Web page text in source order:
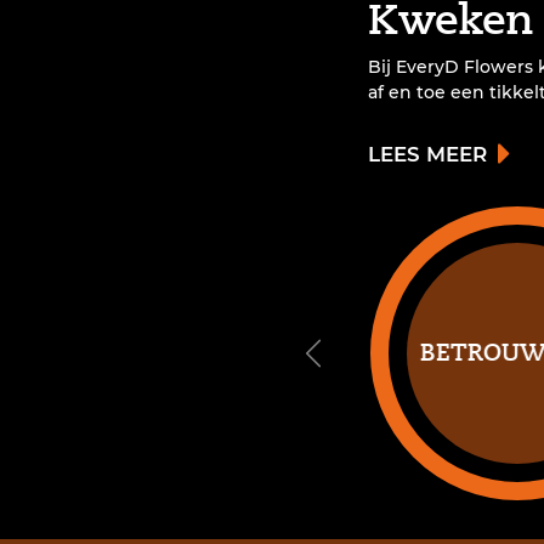
Bij EveryD
af en toe een
LEES MEER
Wij brengen
klanten
kunnen